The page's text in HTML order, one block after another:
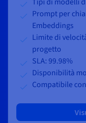
Prompt per
Embeddings
Limite di
progetto
SLA: 99.98%
Disponibilità
Compatibile